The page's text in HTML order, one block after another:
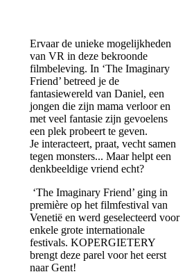
Ervaar de unieke mogelijkheden
van VR in deze bekroonde
filmbeleving. In ‘The Imaginary
Friend’ betreed je de
fantasiewereld van Daniel, een
jongen die zijn mama verloor en
met veel fantasie zijn gevoelens
een plek probeert te geven.
Je interacteert, praat, vecht samen
tegen monsters... Maar helpt een
denkbeeldige vriend echt?
‘The Imaginary Friend’ ging in
première op het filmfestival van
Venetië en werd geselecteerd voor
enkele grote internationale
festivals. KOPERGIETERY
brengt deze parel voor het eerst
naar Gent!